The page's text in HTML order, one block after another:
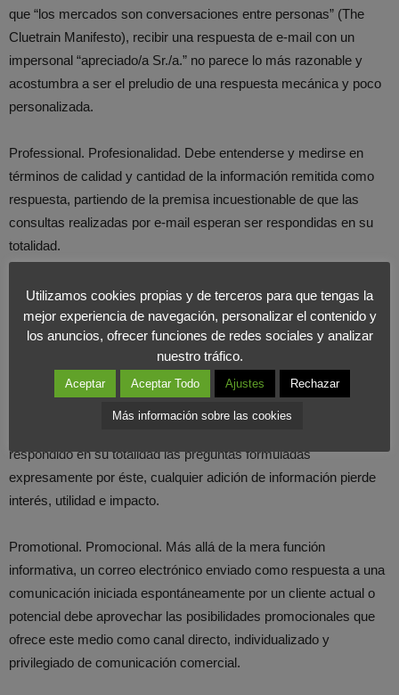
que “los mercados son conversaciones entre personas” (The
Cluetrain Manifesto), recibir una respuesta de e-mail con un
impersonal “apreciado/a Sr./a.” no parece lo más razonable y
acostumbra a ser el preludio de una respuesta mecánica y poco
personalizada.
Professional. Profesionalidad. Debe entenderse y medirse en
términos de calidad y cantidad de la información remitida como
respuesta, partiendo de la premisa incuestionable de que las
consultas realizadas por e-mail esperan ser respondidas en su
totalidad.
No hacerlo así sería contrario a dos de los principales
argumentos del uso de la Red: la riqueza de información
disponible y la supuesta facilidad para conseguirla.
En el caso de que la contestación remitida incluya información
complementaria, ésta será, sin duda, bien recibida y sintomática
respondido en su totalidad las preguntas formuladas
expresamente por éste, cualquier adición de información pierde
interés, utilidad e impacto.
Promotional. Promocional. Más allá de la mera función
informativa, un correo electrónico enviado como respuesta a una
comunicación iniciada espontáneamente por un cliente actual o
potencial debe aprovechar las posibilidades promocionales que
ofrece este medio como canal directo, individualizado y
privilegiado de comunicación comercial.
Utilizamos cookies propias y de terceros para que tengas la
mejor experiencia de navegación, personalizar el contenido y
los anuncios, ofrecer funciones de redes sociales y analizar
nuestro tráfico.
Aceptar Aceptar Todo Ajustes Rechazar
Más información sobre las cookies